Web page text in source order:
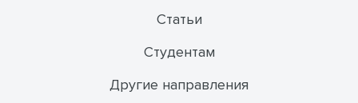
Статьи
Студентам
Другие направления